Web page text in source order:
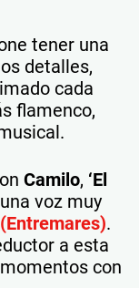
tener una
detalles,
cada
flamenco,
Camilo, ‘El
voz muy
(Entremares).
a esta
con